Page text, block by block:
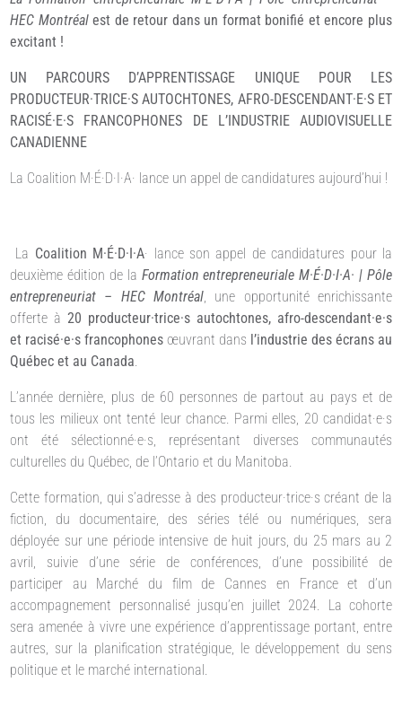
HEC Montréalest de retour dans un format bonifié et encore plus
excitant !
UN PARCOURS D’APPRENTISSAGE UNIQUE POUR LES
PRODUCTEUR·TRICE·S AUTOCHTONES, AFRO-DESCENDANT·E·S ET
RACISÉ·E·S FRANCOPHONES DE L’INDUSTRIE AUDIOVISUELLE
CANADIENNE
La Coalition M·É·D·I·A· lance un appel de candidatures aujourd’hui !
La Coalition M·É·D·I·A· lance son appel de candidatures pour la
deuxième édition de la Formation entrepreneuriale M·É·D·I·A· | Pôle
entrepreneuriat – HEC Montréal, une opportunité enrichissante
offerte à 20 producteur·trice·s autochtones, afro-descendant·e·s
et racisé·e·s francophones œuvrant dans l’industrie des écrans au
Québec et au Canada.
L’année dernière, plus de 60 personnes de partout au pays et de
tous les milieux ont tenté leur chance. Parmi elles, 20 candidat·e·s
ont été sélectionné·e·s, représentant diverses communautés
culturelles du Québec, de l’Ontario et du Manitoba.
Cette formation, qui s’adresse à des producteur·trice·s créant de la
fiction, du documentaire, des séries télé ou numériques, sera
déployée sur une période intensive de huit jours, du 25 mars au 2
avril, suivie d’une série de conférences, d’une possibilité de
participer au Marché du film de Cannes en France et d’un
accompagnement personnalisé jusqu’en juillet 2024. La cohorte
sera amenée à vivre une expérience d’apprentissage portant, entre
autres, sur la planification stratégique, le développement du sens
politique et le marché international.